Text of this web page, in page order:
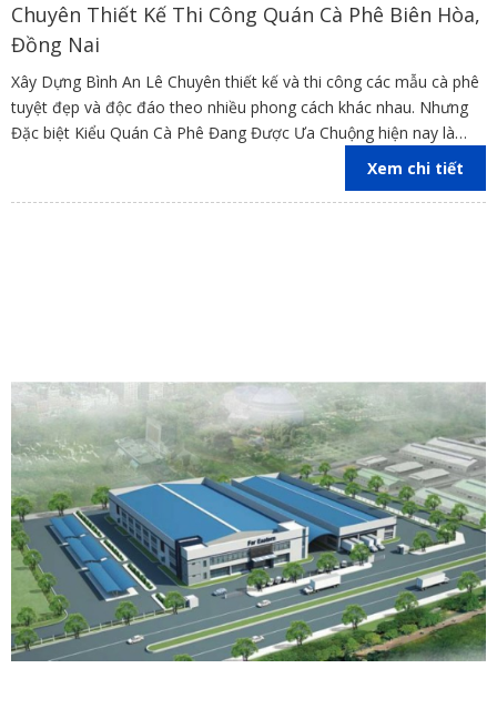
Chuyên Thiết Kế Thi Công Quán Cà Phê Biên Hòa,
Đồng Nai
Xây Dựng Bình An Lê Chuyên thiết kế và thi công các mẫu cà phê
tuyệt đẹp và độc đáo theo nhiều phong cách khác nhau. Nhưng
Đặc biệt Kiểu Quán Cà Phê Đang Được Ưa Chuộng hiện nay là
Xem chi tiết